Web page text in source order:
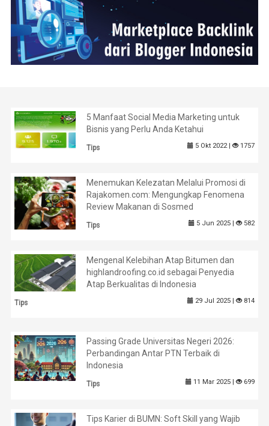
5 Manfaat Social Media Marketing untuk
Bisnis yang Perlu Anda Ketahui
Tips 5 Okt 2022 | 1757
Menemukan Kelezatan Melalui Promosi di
Rajakomen.com: Mengungkap Fenomena
Review Makanan di Sosmed
Tips 5 Jun 2025 | 582
Mengenal Kelebihan Atap Bitumen dan
highlandroofing.co.id sebagai Penyedia
Atap Berkualitas di Indonesia
Tips 29 Jul 2025 | 814
Passing Grade Universitas Negeri 2026:
Perbandingan Antar PTN Terbaik di
Indonesia
Tips 11 Mar 2025 | 699
Tips Karier di BUMN: Soft Skill yang Wajib